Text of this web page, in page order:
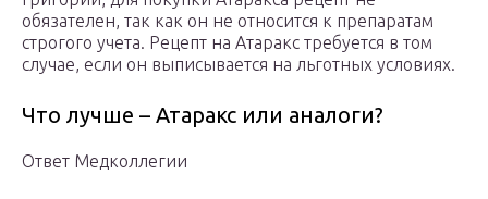
обязателен, так как он не относится к препаратам
строгого учета. Рецепт на Атаракс требуется в том
случае, если он выписывается на льготных условиях.
Что лучше – Атаракс или аналоги?
Ответ Медколлегии